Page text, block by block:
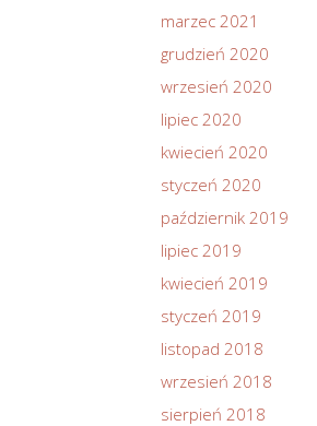
marzec 2021
grudzień 2020
wrzesień 2020
lipiec 2020
kwiecień 2020
styczeń 2020
październik 2019
lipiec 2019
kwiecień 2019
styczeń 2019
listopad 2018
wrzesień 2018
sierpień 2018